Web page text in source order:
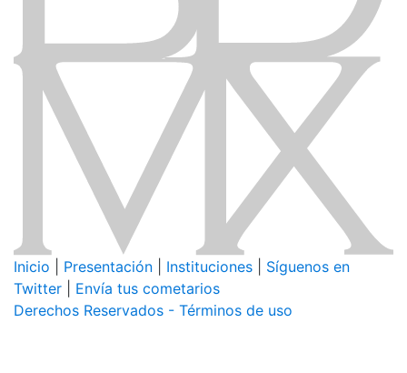
Inicio Presentación Instituciones
Síguenos en
Twitter
Envía tus cometarios
Derechos Reservados - Términos de uso